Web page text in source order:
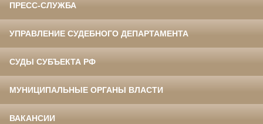
ПРЕСС-СЛУЖБА
УПРАВЛЕНИЕ СУДЕБНОГО ДЕПАРТАМЕНТА
СУДЫ СУБЪЕКТА РФ
МУНИЦИПАЛЬНЫЕ ОРГАНЫ ВЛАСТИ
ВАКАНСИИ